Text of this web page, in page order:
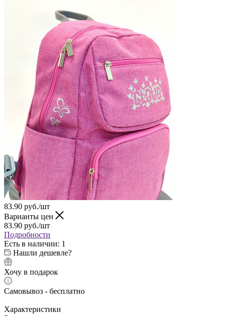
83.90 руб./шт
Варианты цен
83.90 руб./шт
Подробности
Есть в наличии: 1
Нашли дешевле?
Хочу в подарок
Самовывоз - бесплатно
Характеристики